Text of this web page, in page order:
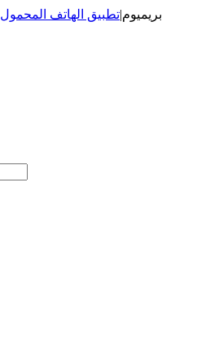
بريميوم|تطبيق الهاتف المحمول